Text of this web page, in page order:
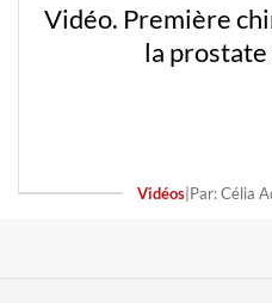
Vidéo. Première
la
Vidéos|Par: Célia